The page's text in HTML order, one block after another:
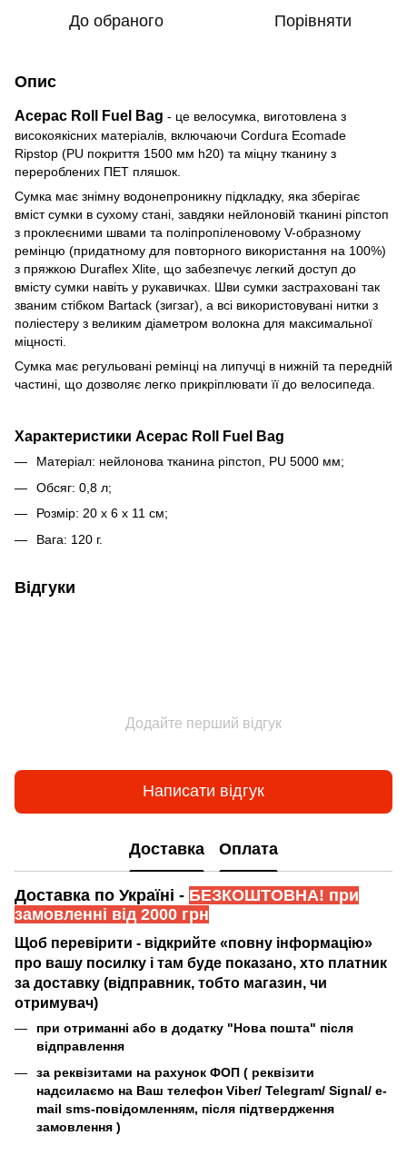
До обраного Порівняти
Опис
Acepac Roll Fuel Bag - це велосумка, виготовлена ​​з
високоякісних матеріалів, включаючи Cordura Ecomade
Ripstop (PU покриття 1500 мм h20) та міцну тканину з
перероблених ПЕТ пляшок.
Сумка має знімну водонепроникну підкладку, яка зберігає
вміст сумки в сухому стані, завдяки нейлоновій тканині ріпстоп
з проклеєними швами та поліпропіленовому V-образному
ремінцю (придатному для повторного використання на 100%)
з пряжкою Duraflex Xlite, що забезпечує легкий доступ до
вмісту сумки навіть у рукавичках. Шви сумки застраховані так
званим стібком Bartack (зигзаг), а всі використовувані нитки з
поліестеру з великим діаметром волокна для максимальної
міцності.
Сумка має регульовані ремінці на липучці в нижній та передній
частині, що дозволяє легко прикріплювати її до велосипеда.
Характеристики Acepac Roll Fuel Bag
Матеріал: нейлонова тканина ріпстоп, PU 5000 мм;
Обсяг: 0,8 л;
Розмір: 20 x 6 x 11 см;
Вага: 120 г.
Відгуки
Додайте перший відгук
Написати відгук
Доставка Оплата
Доставка по Україні - БЕЗКОШТОВНА! при
замовленні від 2000 грн
Щоб перевірити - відкрийте «повну інформацію»
про вашу посилку і там буде показано, хто платник
за доставку (відправник, тобто магазин, чи
отримувач)
при отриманні або в додатку "Нова пошта" після
відправлення
за реквізитами на рахунок ФОП ( реквізити
надсилаємо на Ваш телефон Viber/ Telegram/ Signal/ e-
mail sms-повідомленням, після підтвердження
замовлення )